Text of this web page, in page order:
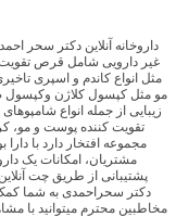
داروخانه آنلاین دکتر سحر
غیر دارویی شامل قرص
مثل انواع کاندم و اسپری
مو مثل کپسول کلاژن
زیبایی از جمله انواع
تقویت کننده پوست و مو،
مجموعه افتخار دارد با
مشتریان، امکانات یک
دکتر سحراحمدی به شما
مخاطبین محترم میتوانید با